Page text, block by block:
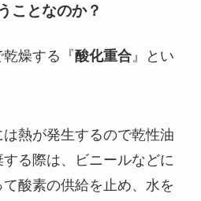
ことなのか？
燥する『酸化重合』とい
熱が発生するので乾性油
る際は、ビニールなどに
酸素の供給を止め、水を